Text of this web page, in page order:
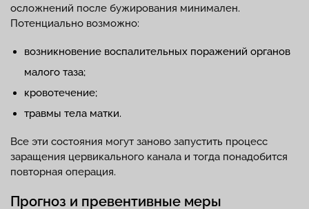
осложнений после бужирования минимален.
Потенциально возможно:
возникновение воспалительных поражений органов
малого таза;
кровотечение;
травмы тела матки.
Все эти состояния могут заново запустить процесс
заращения цервикального канала и тогда понадобится
повторная операция.
Прогноз и превентивные меры